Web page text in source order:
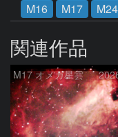
M16
M17 M24
関連作品
M17 オメガ星雲